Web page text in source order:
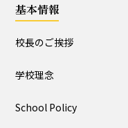
基本情報
基本情報
校長のご挨拶
学校理念
School Policy